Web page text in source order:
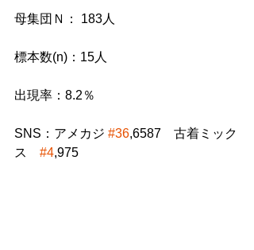
母集団Ｎ： 183人
標本数(n)：15人
出現率：8.2％
SNS：アメカジ #36,6587　古着ミック
ス #4,975